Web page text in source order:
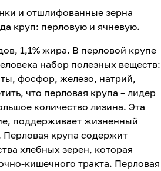
и отшлифованные зерна
круп: перловую и ячневую.
1,1% жира. В перловой крупе
набор полезных веществ:
фосфор, железо, натрий,
что перловая крупа – лидер
количество лизина. Эта
поддерживает жизненный
Перловая крупа содержит
хлебных зерен, которая
кишечного тракта. Перловая